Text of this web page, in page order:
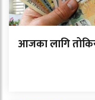
आजका लागि